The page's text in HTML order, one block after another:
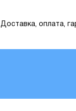
Доставка, оплата,